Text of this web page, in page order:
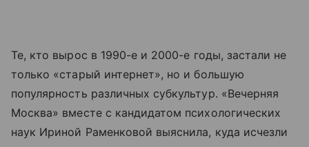
Те, кто вырос в 1990-е и 2000-е годы, застали не
только «старый интернет», но и большую
популярность различных субкультур. «Вечерняя
Москва» вместе с кандидатом психологических
наук Ириной Раменковой выяснила, куда исчезли